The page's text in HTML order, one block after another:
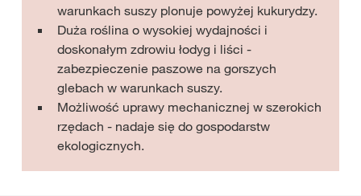
warunkach suszy plonuje powyżej kukurydzy.
Duża roślina o wysokiej wydajności i
doskonałym zdrowiu łodyg i liści -
zabezpieczenie paszowe na gorszych
glebach w warunkach suszy.
Możliwość uprawy mechanicznej w szerokich
rzędach - nadaje się do gospodarstw
ekologicznych.